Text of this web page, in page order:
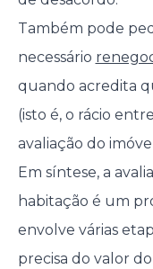
Também pode
necessário
quando acredita
(isto é, o rácio
avaliação do
Em síntese, a
habitação é um
envolve várias
precisa do valor